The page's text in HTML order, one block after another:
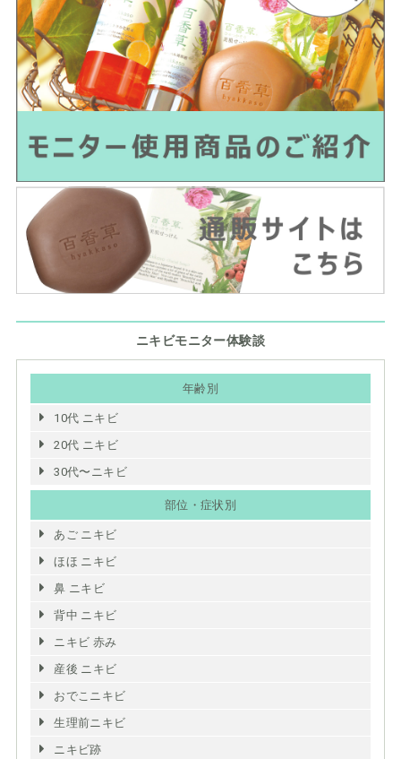
ニキビモニター体験談
年齢別
10代 ニキビ
20代 ニキビ
30代〜ニキビ
部位・症状別
あご ニキビ
ほほ ニキビ
鼻 ニキビ
背中 ニキビ
ニキビ 赤み
産後 ニキビ
おでこニキビ
生理前ニキビ
ニキビ跡